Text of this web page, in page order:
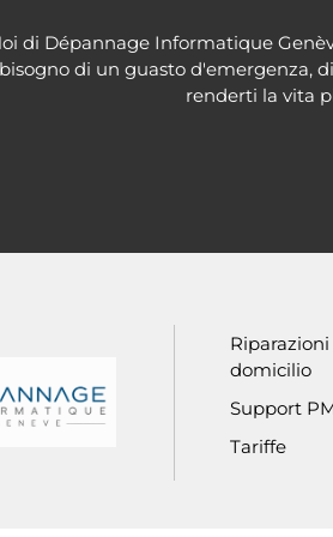
di Dépannage Informatique
bisogno di un guasto d'emergenza,
renderti la vita
pied de page
domicilio
Support
Tariffe